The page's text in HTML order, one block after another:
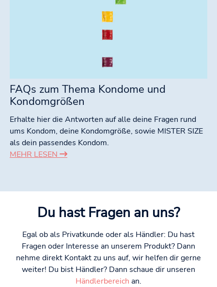
FAQs zum Thema Kondome und
Kondomgrößen
Erhalte hier die Antworten auf alle deine Fragen rund
ums Kondom, deine Kondomgröße, sowie MISTER SIZE
als dein passendes Kondom.
MEHR LESEN
Du hast Fragen an uns?
Egal ob als Privatkunde oder als Händler: Du hast
Fragen oder Interesse an unserem Produkt? Dann
nehme direkt Kontakt zu uns auf, wir helfen dir gerne
weiter! Du bist Händler? Dann schaue dir unseren
Händlerbereich an.